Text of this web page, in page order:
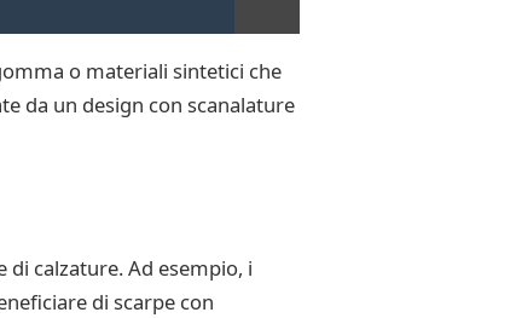
o materiali sintetici che
da un design con scanalature
calzature. Ad esempio, i
di scarpe con